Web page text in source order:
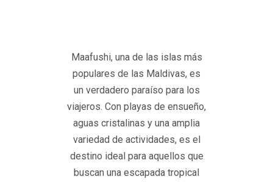
Maafushi, una de las islas más
populares de las Maldivas, es
un verdadero paraíso para los
viajeros. Con playas de ensueño,
aguas cristalinas y una amplia
variedad de actividades, es el
destino ideal para aquellos que
buscan una escapada tropical